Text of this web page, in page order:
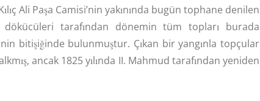
ılıç Ali Paşa Camisi’nin yakınında bugün tophane denilen
tarafından dönemin tüm topları burada
bitişiğinde bulunmuştur. Çıkan bir yangınla topçular
ış, ancak 1825 yılında II. Mahmud tarafından yeniden